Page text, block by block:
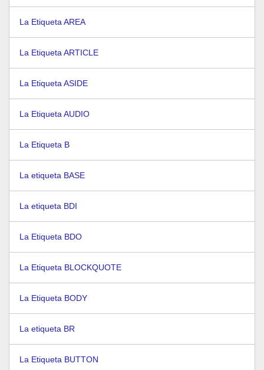
La Etiqueta AREA
La Etiqueta ARTICLE
La Etiqueta ASIDE
La Etiqueta AUDIO
La Etiqueta B
La etiqueta BASE
La etiqueta BDI
La Etiqueta BDO
La Etiqueta BLOCKQUOTE
La Etiqueta BODY
La etiqueta BR
La Etiqueta BUTTON